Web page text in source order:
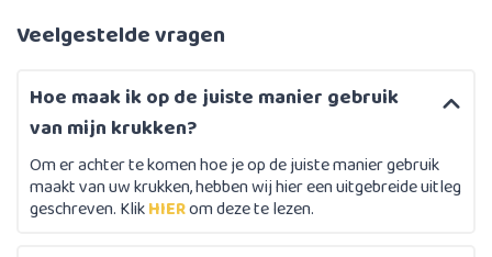
Veelgestelde vragen
Hoe maak ik op de juiste manier gebruik
van mijn krukken?
Om er achter te komen hoe je op de juiste manier gebruik
maakt van uw krukken, hebben wij hier een uitgebreide uitleg
geschreven. KlikHIERom deze te lezen.